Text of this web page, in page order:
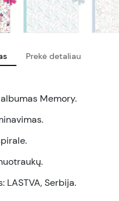
Prekė detaliau
Memory.
LASTVA, Serbija.